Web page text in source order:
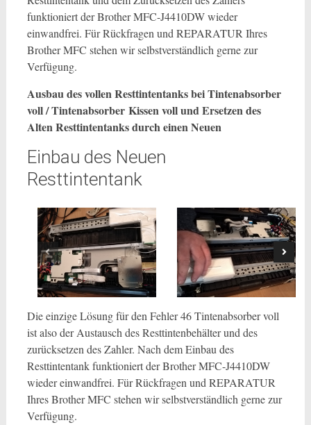
funktioniert der Brother MFC-J4410DW wieder
einwandfrei. Für Rückfragen und REPARATUR Ihres
Brother MFC stehen wir selbstverständlich gerne zur
Verfügung.
Ausbau des vollen Resttintentanks bei Tintenabsorber
voll / Tintenabsorber Kissen voll und Ersetzen des
Alten Resttintentanks durch einen Neuen
Einbau des Neuen
Resttintentank
Die einzige Lösung für den Fehler 46 Tintenabsorber voll
ist also der Austausch des Resttintenbehälter und des
zurücksetzen des Zahler. Nach dem Einbau des
Resttintentank funktioniert der Brother MFC-J4410DW
wieder einwandfrei. Für Rückfragen und REPARATUR
Ihres Brother MFC stehen wir selbstverständlich gerne zur
Verfügung.